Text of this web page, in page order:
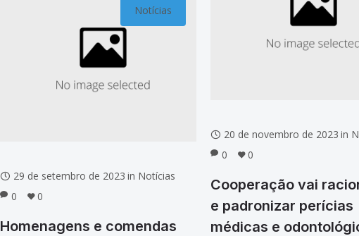
20 de novembro de 2023 in
0
0
Cooperação vai
e padronizar perícias
médicas e
Notícias
29 de setembro de 2023 in Notícias
0
0
Homenagens e comendas